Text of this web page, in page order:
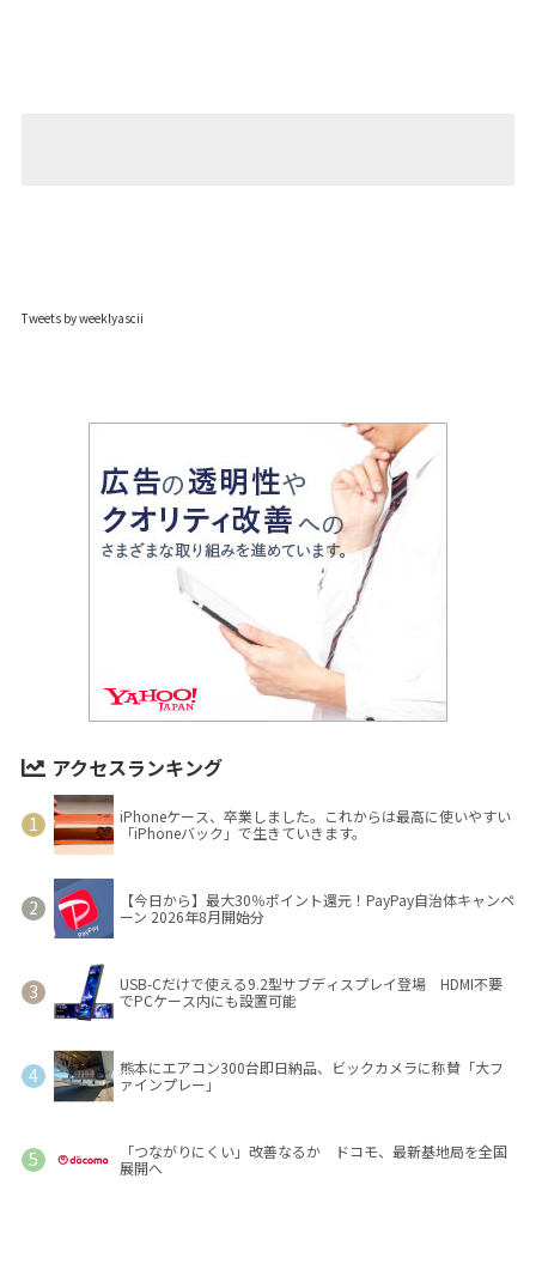
Tweets by weeklyascii
アクセスランキング
iPhoneケース、卒業しました。これからは最高に使いやすい
「iPhoneバック」で生きていきます。
【今日から】最大30％ポイント還元！PayPay自治体キャンペ
ーン 2026年8月開始分
USB-Cだけで使える9.2型サブディスプレイ登場 HDMI不要
でPCケース内にも設置可能
熊本にエアコン300台即日納品、ビックカメラに称賛「大フ
ァインプレー」
「つながりにくい」改善なるか ドコモ、最新基地局を全国
展開へ